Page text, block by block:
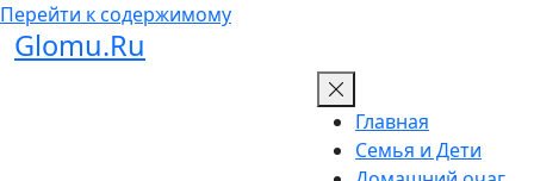
Перейти к содержимому
Glomu.Ru
Главная
Семья и Дети